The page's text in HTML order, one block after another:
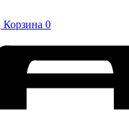
Корзина 0